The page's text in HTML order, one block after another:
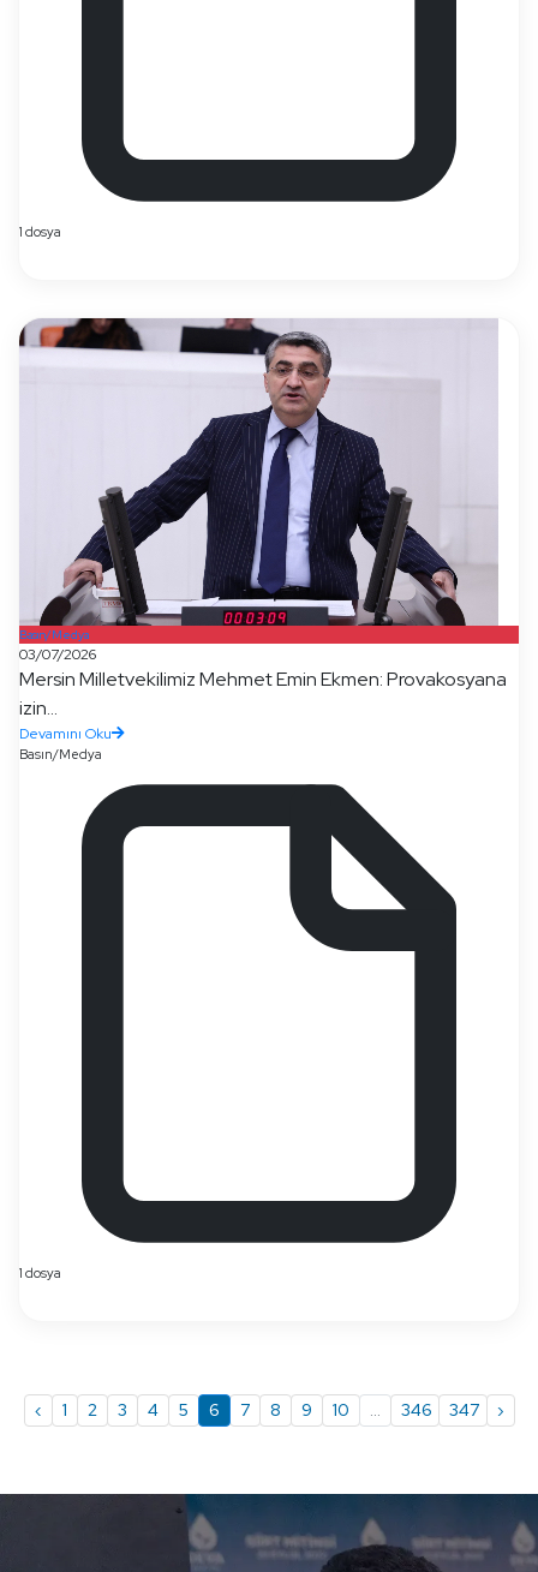
1 dosya
Basın/Medya
03/07/2026
Mersin Milletvekilimiz Mehmet Emin Ekmen: Provakosyana
izin...
Devamını Oku
Basın/Medya
1 dosya
‹ 1 2 3 4 5 6 7 8 9 10 ... 346 347 ›